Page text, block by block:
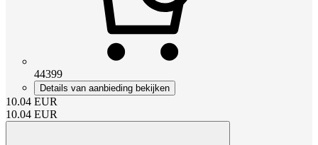
44399
Details van aanbieding bekijken
10.04 EUR
10.04 EUR